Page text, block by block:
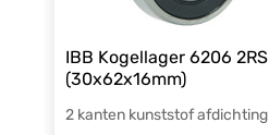
IBB Kogellager 6206 2RS
(30x62x16mm)
2 kanten kunststof afdichting